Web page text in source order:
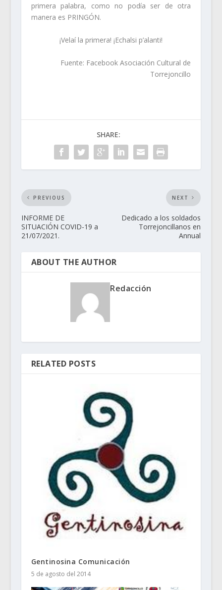
primera palabra, como no podía ser de otra
manera es PRINGÓN.
¡Velaí la primera! ¡Echalsi p’alanti!
Fuente: Facebook Asociación Cultural de
Torrejoncillo
SHARE:
PREVIOUS
INFORME DE
SITUACIÓN COVID-19 a
21/07/2021.
NEXT
Dedicado a los soldados
Torrejoncillanos en
Annual
ABOUT THE AUTHOR
Redacción
RELATED POSTS
Gentinosina Comunicación
5 de agosto del 2014